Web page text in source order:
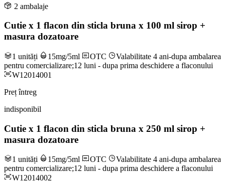
2 ambalaje
Cutie x 1 flacon din sticla bruna x 100 ml sirop +
masura dozatoare
1 unități 15mg/5ml OTC
Valabilitate 4 ani-dupa ambalarea
pentru comercializare;12 luni - dupa prima deschidere a flaconului
W12014001
Preț întreg
indisponibil
Cutie x 1 flacon din sticla bruna x 250 ml sirop +
masura dozatoare
1 unități 15mg/5ml OTC
Valabilitate 4 ani-dupa ambalarea
pentru comercializare;12 luni - dupa prima deschidere a flaconului
W12014002